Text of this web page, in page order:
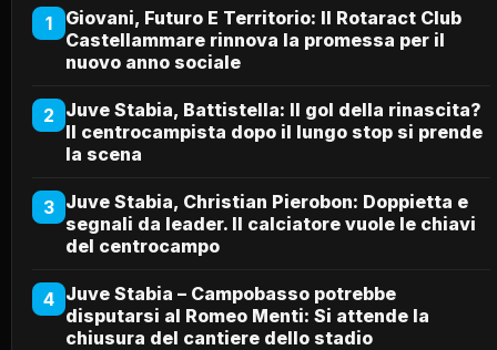
1
Giovani, Futuro E Territorio: Il Rotaract Club
Castellammare rinnova la promessa per il
nuovo anno sociale
2 Juve Stabia, Battistella: Il gol della rinascita?
Il centrocampista dopo il lungo stop si prende
la scena
3 Juve Stabia, Christian Pierobon: Doppietta e
segnali da leader. Il calciatore vuole le chiavi
del centrocampo
4 Juve Stabia – Campobasso potrebbe
disputarsi al Romeo Menti: Si attende la
chiusura del cantiere dello stadio